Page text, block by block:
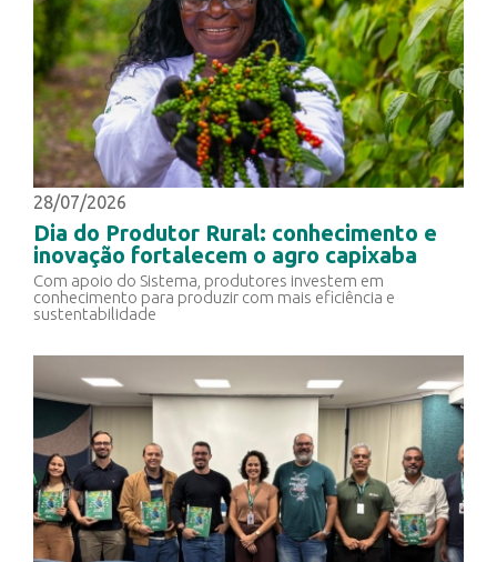
28/07/2026
Dia do Produtor Rural: conhecimento e
inovação fortalecem o agro capixaba
Com apoio do Sistema, produtores investem em
conhecimento para produzir com mais eficiência e
sustentabilidade